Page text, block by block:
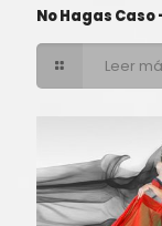
No Hagas Caso
Leer